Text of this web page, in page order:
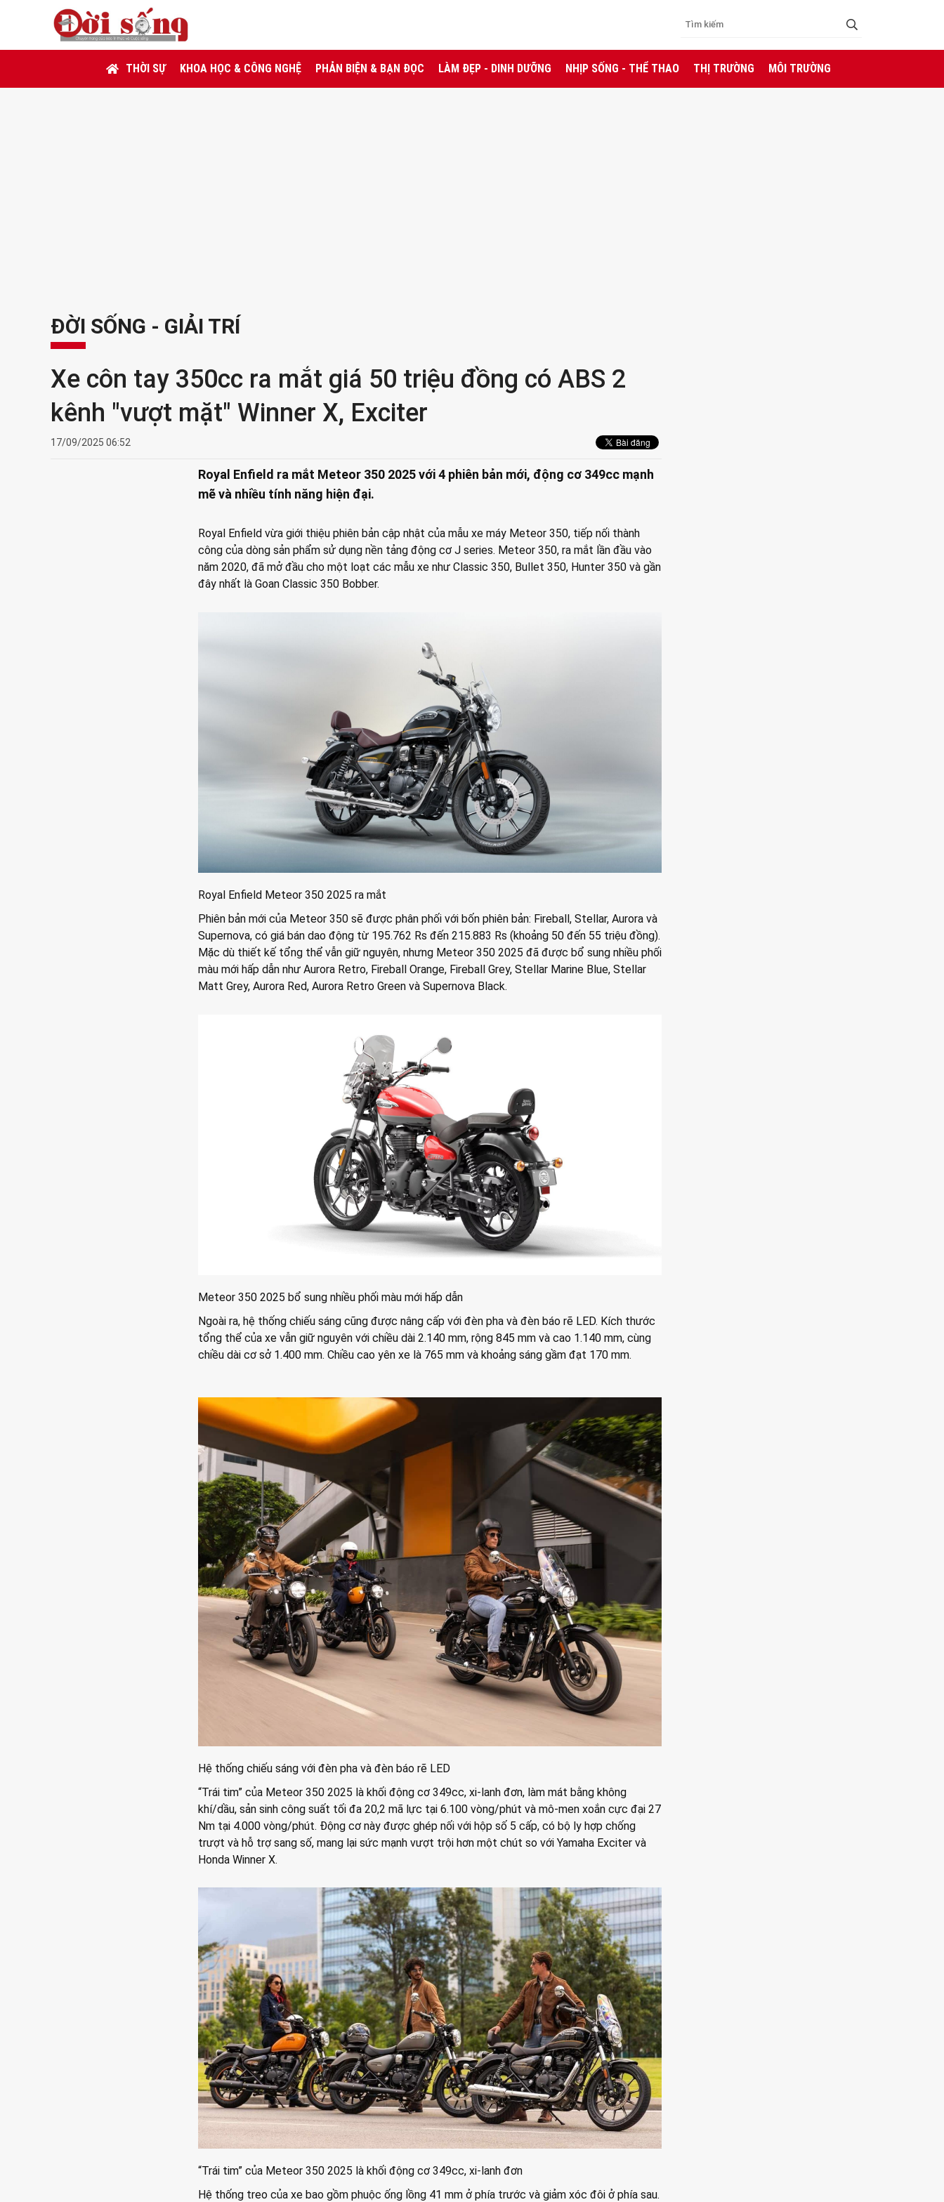
THỜI SỰ KHOA HỌC & CÔNG NGHỆ PHẢN BIỆN & BẠN ĐỌC LÀM ĐẸP - DINH DƯỠNG NHỊP SỐNG - THỂ THAO THỊ TRƯỜNG MÔI TRƯỜNG
ĐỜI SỐNG - GIẢI TRÍ
Xe côn tay 350cc ra mắt giá 50 triệu đồng có ABS 2
kênh "vượt mặt" Winner X, Exciter
17/09/2025 06:52
Royal Enfield ra mắt Meteor 350 2025 với 4 phiên bản mới, động cơ 349cc mạnh
mẽ và nhiều tính năng hiện đại.
Royal Enfield vừa giới thiệu phiên bản cập nhật của mẫu xe máy Meteor 350, tiếp nối thành
công của dòng sản phẩm sử dụng nền tảng động cơ J series. Meteor 350, ra mắt lần đầu vào
năm 2020, đã mở đầu cho một loạt các mẫu xe như Classic 350, Bullet 350, Hunter 350 và gần
đây nhất là Goan Classic 350 Bobber.
Royal Enfield Meteor 350 2025 ra mắt
Phiên bản mới của Meteor 350 sẽ được phân phối với bốn phiên bản: Fireball, Stellar, Aurora và
Supernova, có giá bán dao động từ 195.762 Rs đến 215.883 Rs (khoảng 50 đến 55 triệu đồng).
Mặc dù thiết kế tổng thể vẫn giữ nguyên, nhưng Meteor 350 2025 đã được bổ sung nhiều phối
màu mới hấp dẫn như Aurora Retro, Fireball Orange, Fireball Grey, Stellar Marine Blue, Stellar
Matt Grey, Aurora Red, Aurora Retro Green và Supernova Black.
Meteor 350 2025 bổ sung nhiều phối màu mới hấp dẫn
Ngoài ra, hệ thống chiếu sáng cũng được nâng cấp với đèn pha và đèn báo rẽ LED. Kích thước
tổng thể của xe vẫn giữ nguyên với chiều dài 2.140 mm, rộng 845 mm và cao 1.140 mm, cùng
chiều dài cơ sở 1.400 mm. Chiều cao yên xe là 765 mm và khoảng sáng gầm đạt 170 mm.
Hệ thống chiếu sáng với đèn pha và đèn báo rẽ LED
“Trái tim” của Meteor 350 2025 là khối động cơ 349cc, xi-lanh đơn, làm mát bằng không
khí/dầu, sản sinh công suất tối đa 20,2 mã lực tại 6.100 vòng/phút và mô-men xoắn cực đại 27
Nm tại 4.000 vòng/phút. Động cơ này được ghép nối với hộp số 5 cấp, có bộ ly hợp chống
trượt và hỗ trợ sang số, mang lại sức mạnh vượt trội hơn một chút so với Yamaha Exciter và
Honda Winner X.
“Trái tim” của Meteor 350 2025 là khối động cơ 349cc, xi-lanh đơn
Hệ thống treo của xe bao gồm phuộc ống lồng 41 mm ở phía trước và giảm xóc đôi ở phía sau.